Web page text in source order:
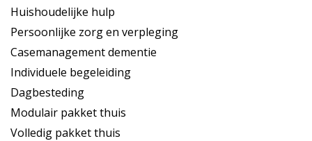
Huishoudelijke hulp
Persoonlijke zorg en verpleging
Casemanagement dementie
Individuele begeleiding
Dagbesteding
Modulair pakket thuis
Volledig pakket thuis